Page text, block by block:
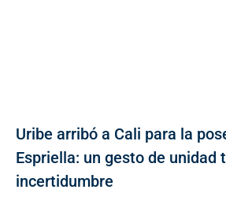
Uribe arribó a Cali para la
Espriella: un gesto de unidad
incertidumbre